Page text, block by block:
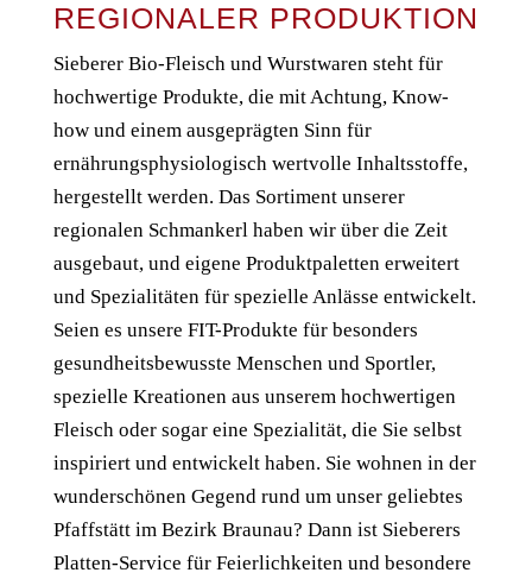
REGIONALER PRODUKTION
Sieberer Bio-Fleisch und Wurstwaren steht für
hochwertige Produkte, die mit Achtung, Know-
how und einem ausgeprägten Sinn für
ernährungsphysiologisch wertvolle Inhaltsstoffe,
hergestellt werden. Das Sortiment unserer
regionalen Schmankerl haben wir über die Zeit
ausgebaut, und eigene Produktpaletten erweitert
und Spezialitäten für spezielle Anlässe entwickelt.
Seien es unsere FIT-Produkte für besonders
gesundheitsbewusste Menschen und Sportler,
spezielle Kreationen aus unserem hochwertigen
Fleisch oder sogar eine Spezialität, die Sie selbst
inspiriert und entwickelt haben. Sie wohnen in der
wunderschönen Gegend rund um unser geliebtes
Pfaffstätt im Bezirk Braunau? Dann ist Sieberers
Platten-Service für Feierlichkeiten und besondere